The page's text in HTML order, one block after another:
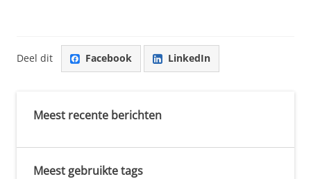
Deel dit Facebook LinkedIn
Meest recente berichten
Meest gebruikte tags